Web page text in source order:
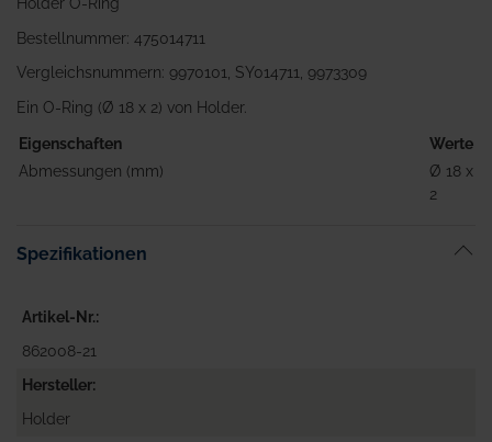
Holder O-Ring
Bestellnummer: 475014711
Vergleichsnummern: 9970101, SY014711, 9973309
Ein O-Ring (Ø 18 x 2) von Holder.
Eigenschaften
Werte
Abmessungen (mm)
Ø 18 x
2
Spezifikationen
Artikel-Nr.
862008-21
Hersteller
Holder